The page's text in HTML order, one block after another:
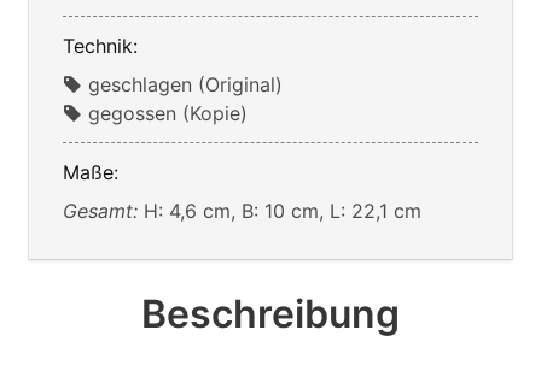
Technik:
geschlagen (Original)
gegossen (Kopie)
Maße:
Gesamt: H: 4,6 cm, B: 10 cm, L: 22,1 cm
Beschreibung